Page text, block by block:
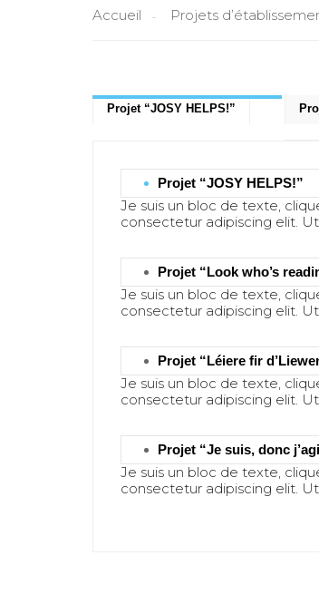
Accueil Projets
Projet “JOSY HELPS!”
Projet “JOSY HELPS!”
Je suis un bloc de texte,
consectetur adipiscing elit.
Projet “Look who’s
Je suis un bloc de texte,
consectetur adipiscing elit.
Projet “Léiere fir
Je suis un bloc de texte,
consectetur adipiscing elit.
Projet “Je suis, donc
Je suis un bloc de texte,
consectetur adipiscing elit.